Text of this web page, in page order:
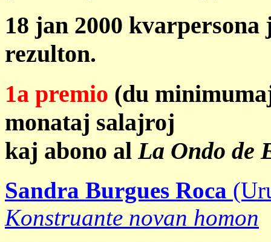
18 jan 2000
rezulton.
1a premio (du
monataj salajroj
kaj abono al La Ondo de
Sandra Burgues Roca
Konstruante novan homon